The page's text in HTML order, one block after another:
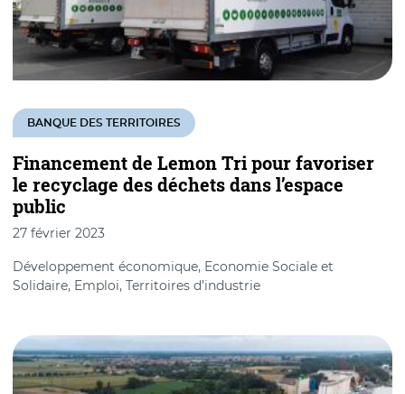
Financement de Lemon Tri pour favoriser
le recyclage des déchets dans l’espace
public
BANQUE DES TERRITOIRES
27 février 2023
Développement économique, Economie Sociale et
Solidaire, Emploi, Territoires d’industrie